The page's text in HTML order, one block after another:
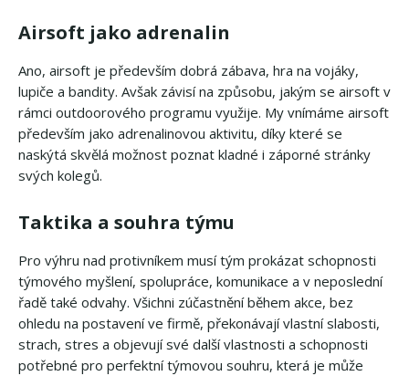
Airsoft jako adrenalin
Ano, airsoft je především dobrá zábava, hra na vojáky,
lupiče a bandity. Avšak závisí na způsobu, jakým se airsoft v
rámci outdoorového programu využije. My vnímáme airsoft
především jako adrenalinovou aktivitu, díky které se
naskýtá skvělá možnost poznat kladné i záporné stránky
svých kolegů.
Taktika a souhra týmu
Pro výhru nad protivníkem musí tým prokázat schopnosti
týmového myšlení, spolupráce, komunikace a v neposlední
řadě také odvahy. Všichni zúčastnění během akce, bez
ohledu na postavení ve firmě, překonávají vlastní slabosti,
strach, stres a objevují své další vlastnosti a schopnosti
potřebné pro perfektní týmovou souhru, která je může